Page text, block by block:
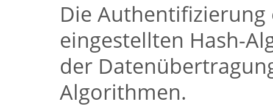
Die
eingestellten Hash-
der
Algorithmen.